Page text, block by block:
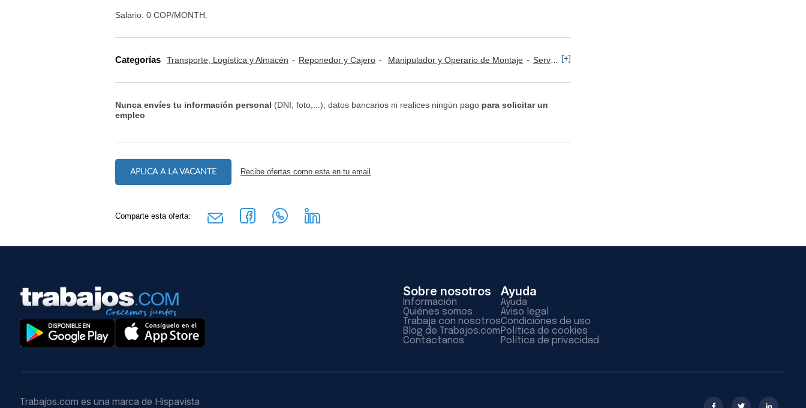
Salario: 0 COP/MONTH.
Categorías Transporte, Logística y Almacén Reponedor y Cajero Manipulador y Operario de Montaje Servicios: Otros [+]
Nunca envíes tu información personal (DNI, foto,...), datos bancarios ni realices ningún pago para solicitar un
empleo
APLICA A LA VACANTE Recibe ofertas como esta en tu email
Comparte esta oferta:
Sobre nosotros
Información
Quiénes somos
Trabaja con nosotros
Blog de Trabajos.com
Contáctanos
Ayuda
Ayuda
Aviso legal
Condiciones de uso
Política de cookies
Política de privacidad
Trabajos.com es una marca de Hispavista